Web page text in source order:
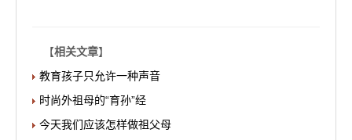
【相关文章】
教育孩子只允许一种声音
时尚外祖母的“育孙”经
今天我们应该怎样做祖父母